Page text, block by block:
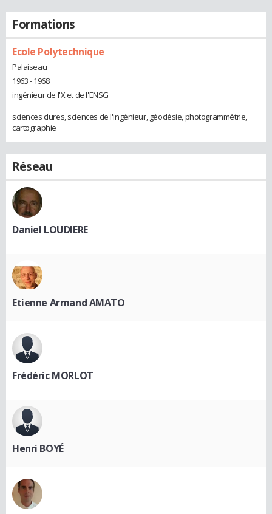
Formations
Ecole Polytechnique
Palaiseau
1963 - 1968
ingénieur de l'X et de l'ENSG
sciences dures, sciences de l'ingénieur, géodésie, photogrammétrie,
cartographie
Réseau
Daniel LOUDIERE
Etienne Armand AMATO
Frédéric MORLOT
Henri BOYÉ